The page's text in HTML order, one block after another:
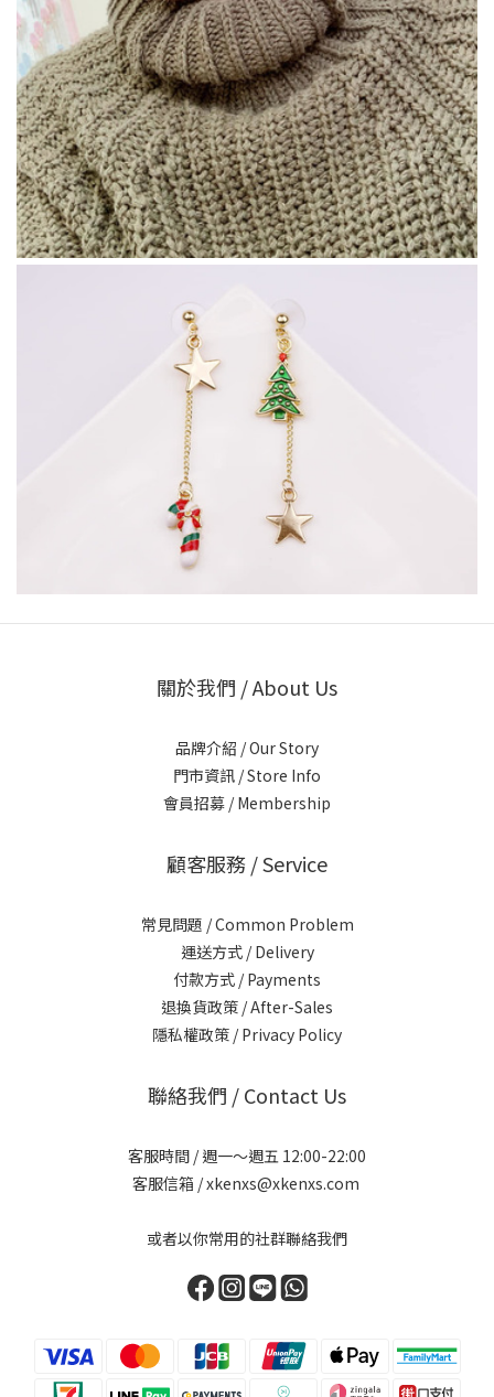
關於我們 / About Us
品牌介紹 / Our Story
門市資訊 / Store Info
會員招募 / Membership
顧客服務 / Service
常見問題 / Common Problem
運送方式 / Delivery
付款方式 / Payments
退換貨政策 / After-Sales
隱私權政策 / Privacy Policy
聯絡我們 / Contact Us
客服時間 / 週一～週五 12:00-22:00
客服信箱 / xkenxs@xkenxs.com
或者以你常用的社群聯絡我們